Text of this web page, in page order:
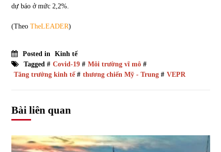
dự báo ở mức 2,2%.
(Theo TheLEADER)
Posted in
Kinh tế
Tagged # Covid-19# Môi trường vĩ mô#
Tăng trưởng kinh tế# thương chiến Mỹ - Trung# VEPR
Bài liên quan